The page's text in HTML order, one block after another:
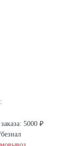
5000 ₽